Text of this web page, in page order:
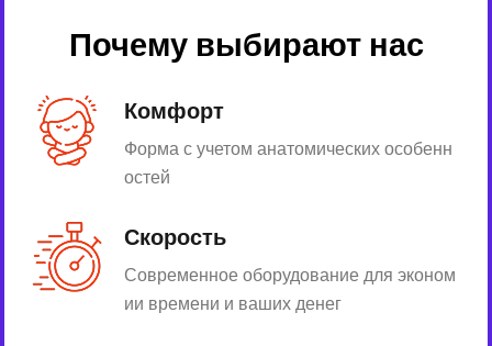
Почему выбирают нас
Комфорт
Форма с учетом анатомических особенн
остей
Скорость
Современное оборудование для эконом
ии времени и ваших денег